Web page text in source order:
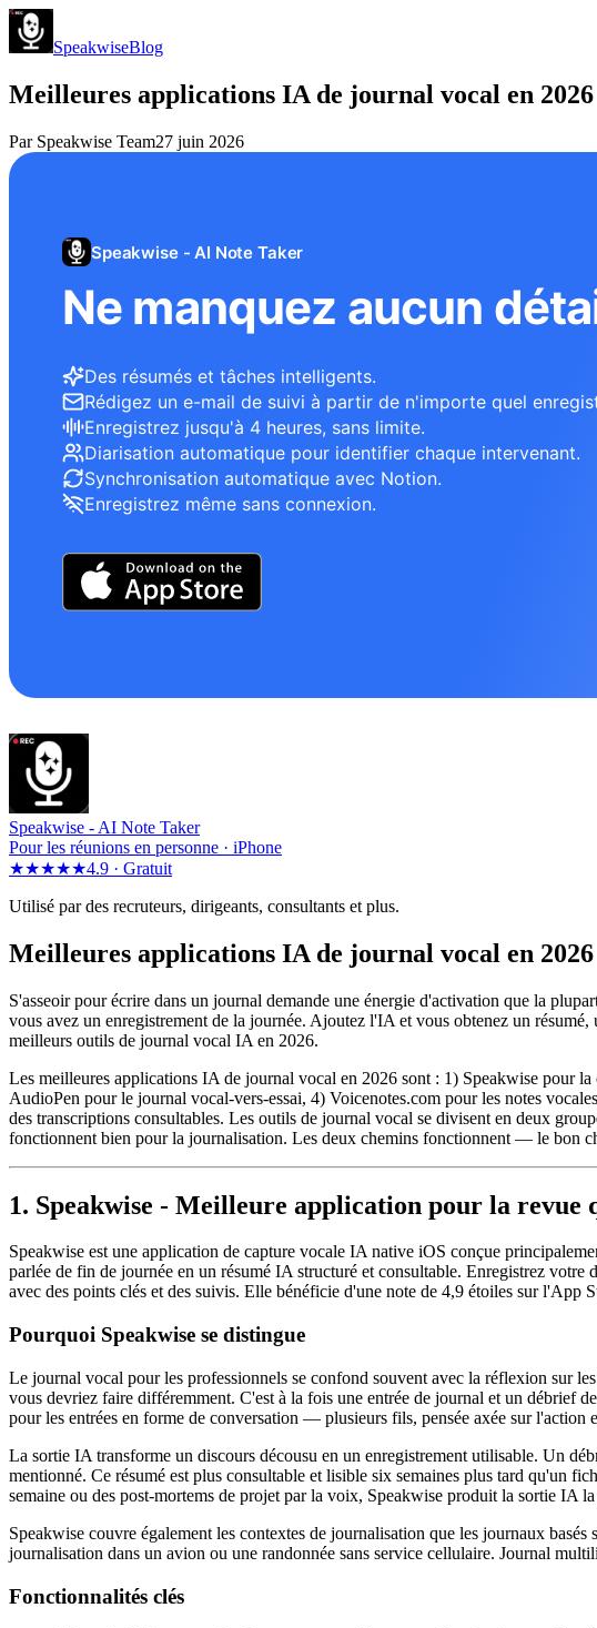
SpeakwiseBlog
Meilleures applications IA de journal vocal en 2026
Par Speakwise Team27 juin 2026
Speakwise - AI Note Taker
Ne manquez aucun
Des résumés et tâches intelligents.
Rédigez un e-mail de suivi à partir de n'importe quel
Enregistrez jusqu'à 4 heures, sans limite.
Diarisation automatique pour identifier chaque intervenant.
Synchronisation automatique avec Notion.
Enregistrez même sans connexion.
Speakwise - AI Note Taker
Pour les réunions en personne · iPhone
★★★★★4.9 · Gratuit
Utilisé par des recruteurs, dirigeants, consultants et plus.
Meilleures applications IA de journal vocal en 2026
S'asseoir pour écrire dans un journal demande une énergie d'activation que la
vous avez un enregistrement de la journée. Ajoutez l'IA et vous obtenez un
meilleurs outils de journal vocal IA en 2026.
Les meilleures applications IA de journal vocal en 2026 sont : 1) Speakwise pour
AudioPen pour le journal vocal-vers-essai, 4) Voicenotes.com pour les notes
des transcriptions consultables. Les outils de journal vocal se divisent en deux
fonctionnent bien pour la journalisation. Les deux chemins fonctionnent — le bon
1. Speakwise - Meilleure application pour la
Speakwise est une application de capture vocale IA native iOS conçue
parlée de fin de journée en un résumé IA structuré et consultable. Enregistrez
avec des points clés et des suivis. Elle bénéficie d'une note de 4,9 étoiles sur l'App
Pourquoi Speakwise se distingue
Le journal vocal pour les professionnels se confond souvent avec la réflexion sur
vous devriez faire différemment. C'est à la fois une entrée de journal et un débrief
pour les entrées en forme de conversation — plusieurs fils, pensée axée sur l'action
La sortie IA transforme un discours décousu en un enregistrement utilisable. Un
mentionné. Ce résumé est plus consultable et lisible six semaines plus tard qu'un
semaine ou des post-mortems de projet par la voix, Speakwise produit la sortie IA
Speakwise couvre également les contextes de journalisation que les journaux
journalisation dans un avion ou une randonnée sans service cellulaire. Journal
Fonctionnalités clés